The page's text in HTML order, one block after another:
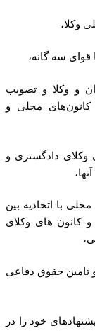
و وکلا و تصویب
محلی و
دادگستری و
با اتحادیه بین
و کانون های وکلای
و تامین حقوق دفاعی
خود را در